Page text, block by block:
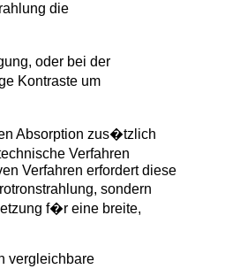
die
oder bei der
Kontraste um
Absorption zus�tzlich
Verfahren
Verfahren erfordert diese
sondern
f�r eine breite,
vergleichbare